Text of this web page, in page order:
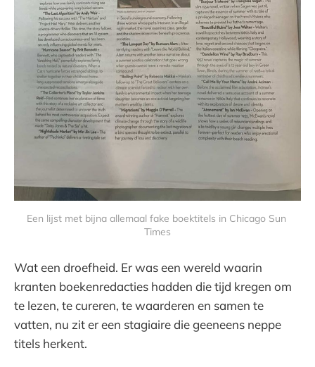
Een lijst met bijna allemaal fake boektitels in Chicago Sun
Times
Wat een droefheid. Er was een wereld waarin
kranten boekenredacties hadden die tijd kregen om
te lezen, te cureren, te waarderen en samen te
vatten, nu zit er een stagiaire die geeneens neppe
titels herkent.